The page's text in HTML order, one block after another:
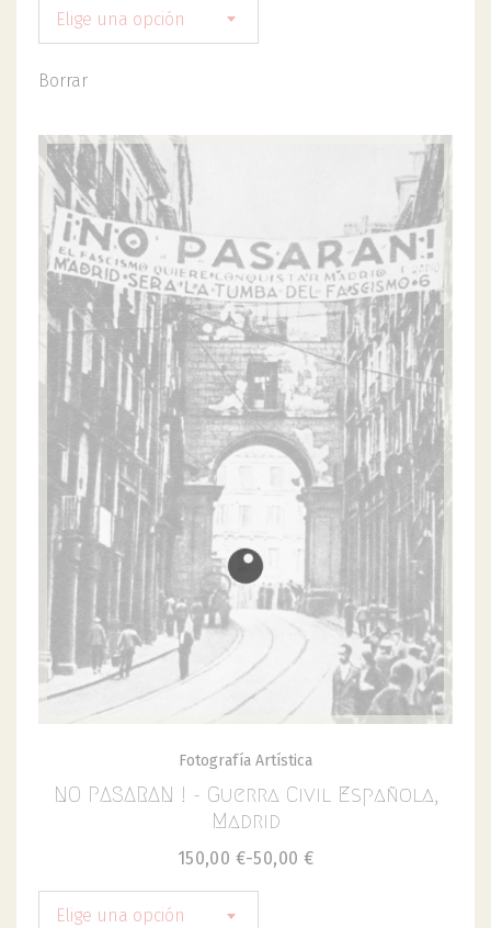
Elige una opción
Borrar
Fotografía Artística
NO PASARAN ! - Guerra Civil Española,
Madrid
50,00 €
-
150,00 €
Elige una opción